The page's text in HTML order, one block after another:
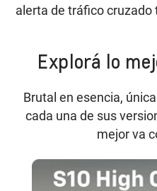
alerta de tráfico cruzado
Explorá lo
Brutal en esencia,
cada una de sus
mejor va